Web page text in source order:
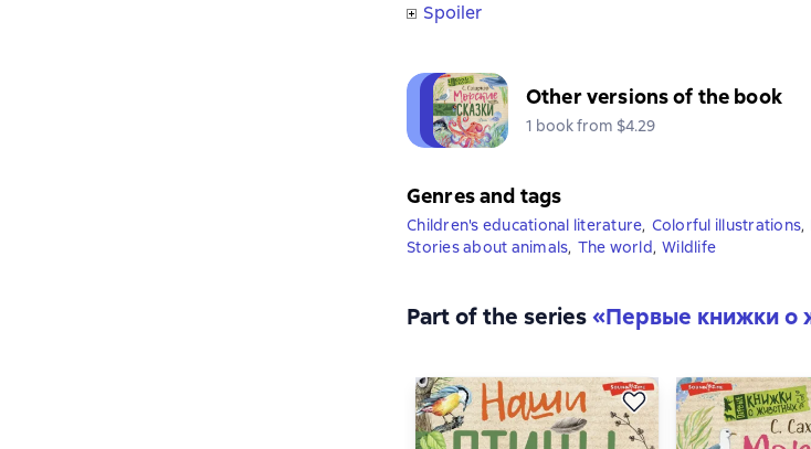
Spoiler
Other versions of the book
1 book from $4.29
Genres and tags
Children's educational literature, Colorful illustrations,
Stories about animals, The world, Wildlife
Part of the series«Первые книжки о